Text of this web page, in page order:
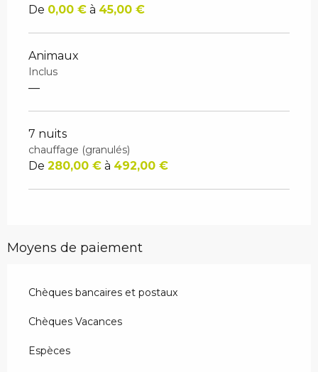
De 0,00 € à 45,00 €
Animaux
Inclus
—
7 nuits
chauffage (granulés)
De 280,00 € à 492,00 €
Moyens de paiement
Chèques bancaires et postaux
Chèques Vacances
Espèces